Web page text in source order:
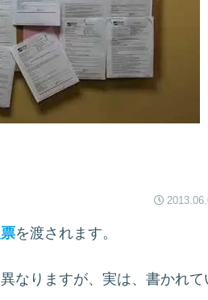
を渡されます。
なりますが、実は、書かれ